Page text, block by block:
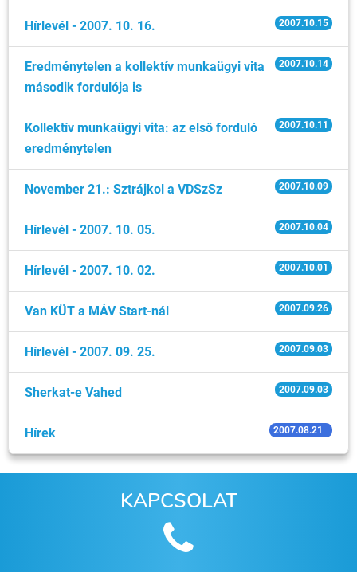
2007.10.15
Hírlevél - 2007. 10. 16.
2007.10.14
Eredménytelen a kollektív munkaügyi vita
második fordulója is
2007.10.11
Kollektív munkaügyi vita: az első forduló
eredménytelen
2007.10.09
November 21.: Sztrájkol a VDSzSz
2007.10.04
Hírlevél - 2007. 10. 05.
2007.10.01
Hírlevél - 2007. 10. 02.
2007.09.26
Van KÜT a MÁV Start-nál
2007.09.03
Hírlevél - 2007. 09. 25.
2007.09.03
Sherkat-e Vahed
2007.08.21
Hírek
KAPCSOLAT